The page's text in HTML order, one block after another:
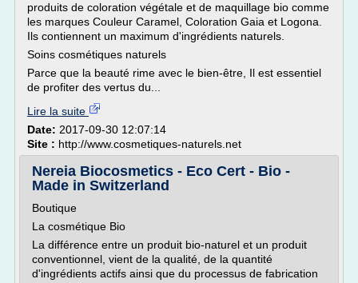
produits de coloration végétale et de maquillage bio comme
les marques Couleur Caramel, Coloration Gaia et Logona.
Ils contiennent un maximum d'ingrédients naturels.
Soins cosmétiques naturels
Parce que la beauté rime avec le bien-être, Il est essentiel
de profiter des vertus du...
Lire la suite
Date: 2017-09-30 12:07:14
Site : http://www.cosmetiques-naturels.net
Nereia Biocosmetics - Eco Cert - Bio -
Made in Switzerland
Boutique
La cosmétique Bio
La différence entre un produit bio-naturel et un produit
conventionnel, vient de la qualité, de la quantité
d'ingrédients actifs ainsi que du processus de fabrication